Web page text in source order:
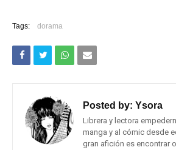
Tags: dorama
Posted by: Ysora
Librera y lectora
manga y al cómic desde
gran afición es encontrar